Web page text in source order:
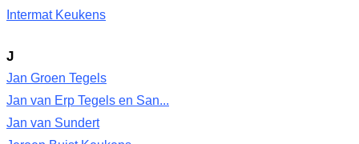
Intermat Keukens
J
Jan Groen Tegels
Jan van Erp Tegels en San...
Jan van Sundert